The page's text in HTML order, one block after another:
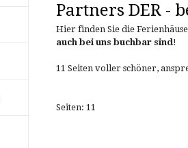
Partners DER -
Hier finden Sie die
auch bei uns buchbar sind!
11 Seiten voller schöner,
Seiten: 11